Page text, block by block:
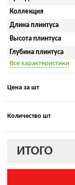
Коллекция
Длина плинтуса
Высота плинтуса
Глубина плинтуса
Все характеристики
Цена за шт
Количество шт
ИТОГО